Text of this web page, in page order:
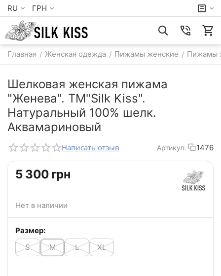
RU ГРН
Главная / Женская одежда / Пижамы женские / Пижамы
Шелковая женская пижама
"Женева". TM"Silk Kiss".
Натуральный 100% шелк.
Аквамариновый
Написать отзыв Артикул: 1476
‍5 300‍ грн
Нет в наличии
Размер:
S
M L XL